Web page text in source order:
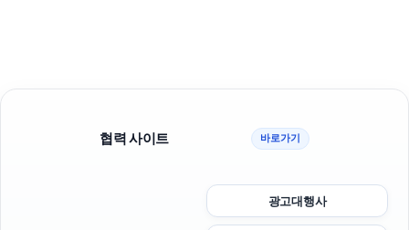
협력 사이트 바로가기
광고대행사